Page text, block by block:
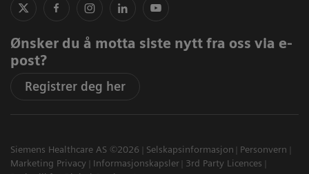
Ønsker du å motta siste nytt fra oss via e-
post?
Registrer deg her
Siemens Healthcare AS ©2026 Selskapsinformasjon
Personvern
Marketing Privacy
Informasjonskapsler
3rd Party Licences